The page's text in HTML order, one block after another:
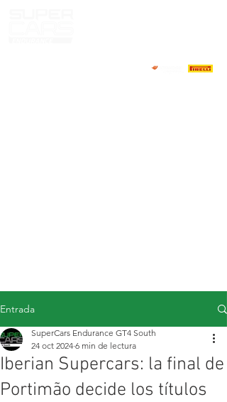
Entrada
Iberian Supercars: la final de
Portimão decide los títulos
SuperCars Endurance GT4 South
24 oct 2024 6 min de lectura